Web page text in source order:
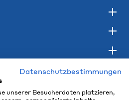
Datenschutzbestimmungen
unserer Besucherdaten platzieren,